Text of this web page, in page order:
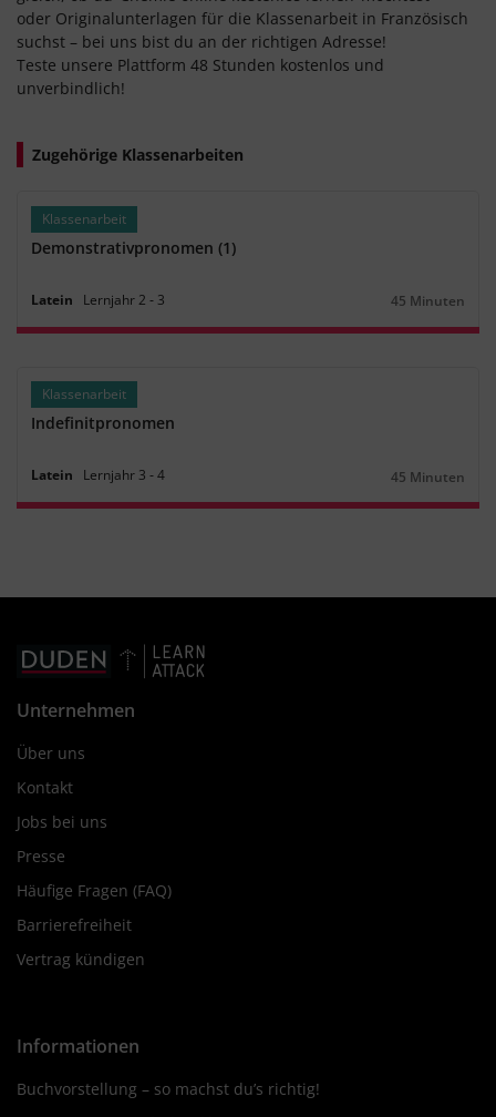
oder Originalunterlagen für die Klassenarbeit in Französisch
suchst – bei uns bist du an der richtigen Adresse!
Teste unsere Plattform 48 Stunden kostenlos und
unverbindlich!
Zugehörige Klassenarbeiten
Klassenarbeit
Demonstrativpronomen (1)
Latein Lernjahr2 ‐ 3
Dauer:
45 Minuten
Klassenarbeit
Indefinitpronomen
Latein Lernjahr 3 ‐4
Dauer:
45 Minuten
Unternehmen
Über uns
Kontakt
Jobs bei uns
Presse
Häufige Fragen (FAQ)
Barrierefreiheit
Vertrag kündigen
Informationen
Buchvorstellung – so machst du’s richtig!